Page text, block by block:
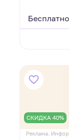
Бесплатно
СКИДКА 40%
Реклама.